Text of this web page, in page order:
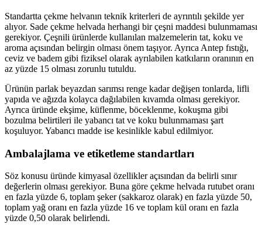
Standartta çekme helvanın teknik kriterleri de ayrıntılı şekilde yer
alıyor. Sade çekme helvada herhangi bir çeşni maddesi bulunmaması
gerekiyor. Çeşnili ürünlerde kullanılan malzemelerin tat, koku ve
aroma açısından belirgin olması önem taşıyor. Ayrıca Antep fıstığı,
ceviz ve badem gibi fiziksel olarak ayrılabilen katkıların oranının en
az yüzde 15 olması zorunlu tutuldu.
Ürünün parlak beyazdan sarımsı renge kadar değişen tonlarda, lifli
yapıda ve ağızda kolayca dağılabilen kıvamda olması gerekiyor.
Ayrıca üründe ekşime, küflenme, böceklenme, kokuşma gibi
bozulma belirtileri ile yabancı tat ve koku bulunmaması şart
koşuluyor. Yabancı madde ise kesinlikle kabul edilmiyor.
Ambalajlama ve etiketleme standartları
Söz konusu üründe kimyasal özellikler açısından da belirli sınır
değerlerin olması gerekiyor. Buna göre çekme helvada rutubet oranı
en fazla yüzde 6, toplam şeker (sakkaroz olarak) en fazla yüzde 50,
toplam yağ oranı en fazla yüzde 16 ve toplam kül oranı en fazla
yüzde 0,50 olarak belirlendi.